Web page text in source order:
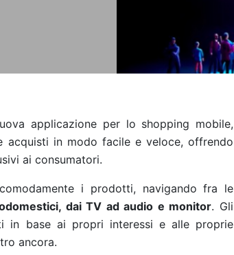
applicazione per lo shopping mobile,
acquisti in modo facile e veloce, offrendo
ai consumatori.
i prodotti, navigando fra le
dai TV ad audio e monitor. Gli
in base ai propri interessi e alle proprie
ancora.